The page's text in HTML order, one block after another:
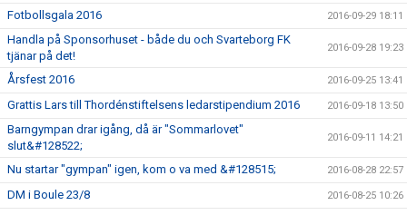
Fotbollsgala 2016 2016-09-29 18:11
Handla på Sponsorhuset - både du och Svarteborg FK
tjänar på det!
2016-09-28 19:23
Årsfest 2016 2016-09-25 13:41
Grattis Lars till Thordénstiftelsens ledarstipendium 2016 2016-09-18 13:50
Barngympan drar igång, då är "Sommarlovet"
slut&#128522;
2016-09-11 14:21
Nu startar "gympan" igen, kom o va med &#128515; 2016-08-28 22:57
DM i Boule 23/8 2016-08-25 10:26